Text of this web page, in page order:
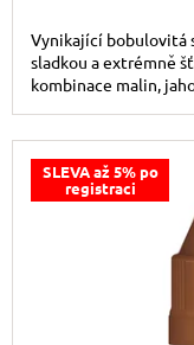
Vynikající bobulovitá
sladkou a extrémně
kombinace malin,
SLEVA až 5% po
registraci